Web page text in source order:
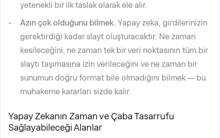
yetenekli bir ilk taslak olarak ele alır.
Azın çok olduğunu bilmek. Yapay zeka, girdilerinizin
gerektirdiği kadar slayt oluşturacaktır. Ne zaman
kesileceğini, ne zaman tek bir veri noktasının tüm bir
slaytı taşımasına izin verileceğini ve ne zaman bir
sunumun doğru format bile olmadığını bilmek — bu
muhakeme kararları sizde kalır.
Yapay Zekanın Zaman ve Çaba Tasarrufu
Sağlayabileceği Alanlar